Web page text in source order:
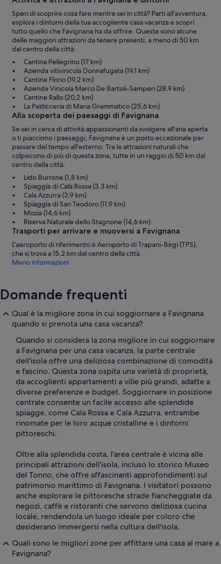
Speri di scoprire cosa fare mentre sei in città? Parti all'avventura,
esplora i dintorni della tua accogliente casa vacanza e scopri
tutto quello che Favignana ha da offrire. Queste sono alcune
delle maggiori attrazioni da tenere presenti, a meno di 50 km
dal centro della città:
Cantina Pellegrino (17 km)
Azienda vitivinicola Donnafugata (19,1 km)
Cantine Florio (19,2 km)
Azienda Vinicola Marco De Bartoli-Samperi (28,9 km)
Cantine Rallo (20,2 km)
La Pasticceria di Maria Grammatico (25,6 km)
Alla scoperta dei paesaggi di Favignana
Se sei in cerca di attività appassionanti da svolgere all'aria aperta
o ti piacciono i paesaggi, Favignana è un posto eccezionale per
passare del tempo all'esterno. Tra le attrazioni naturali che
colpiscono di più di questa zona, tutte in un raggio di 50 km dal
centro della città:
Lido Burrone (1,8 km)
Spiaggia di Cala Rossa (3,3 km)
Cala Azzurra (3,9 km)
Spiaggia di San Teodoro (11,9 km)
Mozia (14,6 km)
Riserva Naturale dello Stagnone (14,6 km)
Trasporti per arrivare e muoversi a Favignana
L'aeroporto di riferimento è Aeroporto di Trapani-Birgi (TPS),
che si trova a 15,2 km dal centro della città.
Meno informazioni
Domande frequenti
Qual è la migliore zona in cui soggiornare a Favignana
quando si prenota una casa vacanza?
Quando si considera la zona migliore in cui soggiornare
a Favignana per una casa vacanza, la parte centrale
dell'isola offre una deliziosa combinazione di comodità
e fascino. Questa zona ospita una varietà di proprietà,
da accoglienti appartamenti a ville più grandi, adatte a
diverse preferenze e budget. Soggiornare in posizione
centrale consente un facile accesso alle splendide
spiagge, come Cala Rossa e Cala Azzurra, entrambe
rinomate per le loro acque cristalline e i dintorni
pittoreschi.
Oltre alla splendida costa, l'area centrale è vicina alle
principali attrazioni dell'isola, incluso lo storico Museo
del Tonno, che offre affascinanti approfondimenti sul
patrimonio marittimo di Favignana. I visitatori possono
anche esplorare le pittoresche strade fiancheggiate da
negozi, caffè e ristoranti che servono deliziosa cucina
locale, rendendola un luogo ideale per coloro che
desiderano immergersi nella cultura dell'isola.
Quali sono le migliori zone per affittare una casa al mare a
Favignana?